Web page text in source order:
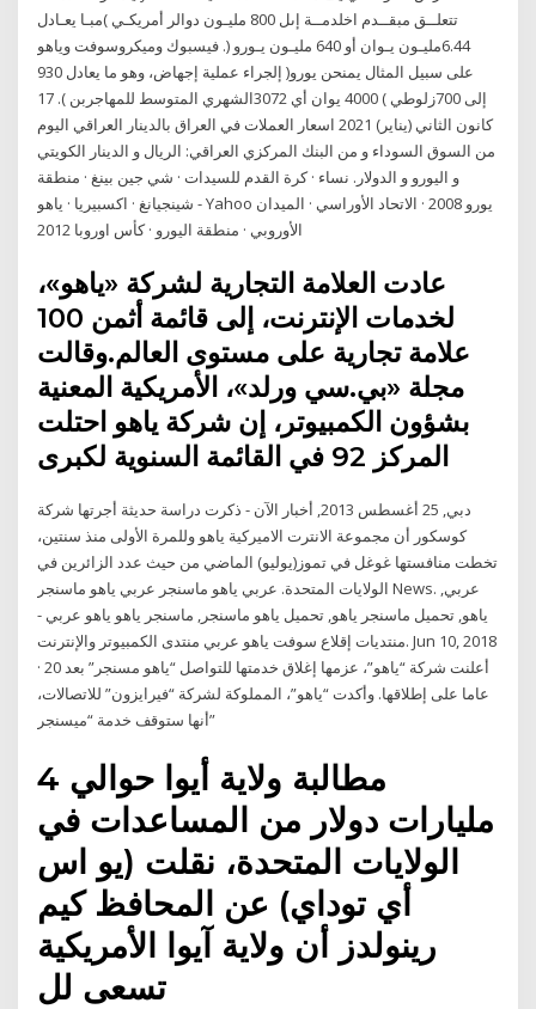
تتعلــق مبقــدم اخلدمــة إىل 800 مليـون دوالر أمريكـي )مبـا يعـادل
6.44مليـون يـوان أو 640 مليـون يـورو (. فيسبوك وميكروسوفت وياهو
على سبيل المثال يمنحن يورو( إلجراء عملية إجهاض، وهو ما يعادل 930
إلى 700زلوطي ) 4000 يوان أي 3072الشهري المتوسط للمهاجربن ). 17
كانون الثاني (يناير) 2021 اسعار العملات في العراق بالدينار العراقي اليوم
من السوق السوداء و من البنك المركزي العراقي: الريال و الدينار الكويتي
و اليورو و الدولار. نساء · كرة القدم للسيدات · شي جين بينغ · منطقة
شينجيانغ · اكسبيريا · ياهو - Yahoo يورو 2008 · الاتحاد الأوراسي · الميدان
الأوروبي · منطقة اليورو · كأس اوروبا 2012
عادت العلامة التجارية لشركة «ياهو»،
لخدمات الإنترنت، إلى قائمة أثمن 100
علامة تجارية على مستوى العالم.وقالت
مجلة «بي.سي ورلد»، الأمريكية المعنية
بشؤون الكمبيوتر، إن شركة ياهو احتلت
المركز 92 في القائمة السنوية لكبرى
دبي, 25 أغسطس 2013, أخبار الآن - ذكرت دراسة حديثة أجرتها شركة
كوسكور أن مجموعة الانترت الاميركية ياهو وللمرة الأولى منذ سنتين،
تخطت منافستها غوغل في تموز(يوليو) الماضي من حيث عدد الزائرين في
الولايات المتحدة. عربي ياهو ماسنجر عربي ياهو ماسنجر News. عربي,
ياهو, تحميل ماسنجر ياهو, تحميل ياهو ماسنجر, ماسنجر ياهو ياهو عربي -
منتديات إقلاع سوفت ياهو عربي منتدى الكمبيوتر والإنترنت. Jun 10, 2018
· أعلنت شركة “ياهو”، عزمها إغلاق خدمتها للتواصل “ياهو مسنجر” بعد 20
عاما على إطلاقها. وأكدت “ياهو”، المملوكة لشركة “فيرايزون” للاتصالات،
أنها ستوقف خدمة “ميسنجر”
مطالبة ولاية أيوا حوالي 4
مليارات دولار من المساعدات في
الولايات المتحدة، نقلت (يو اس
أي توداي) عن المحافظ كيم
رينولدز أن ولاية آيوا الأمريكية
تسعى لل